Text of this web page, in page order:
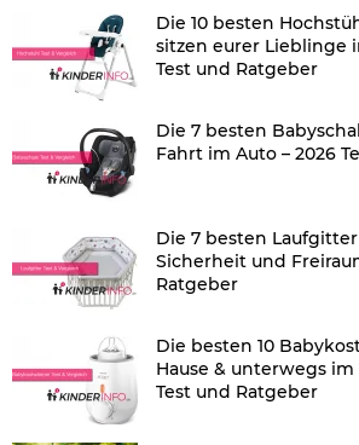
Die 10 besten
sitzen eurer Lieblinge
Test und Ratgeber
Die 7 besten
Fahrt im Auto – 2026
Die 7 besten
Sicherheit und
Ratgeber
Die besten 10
Hause & unterwegs im
Test und Ratgeber